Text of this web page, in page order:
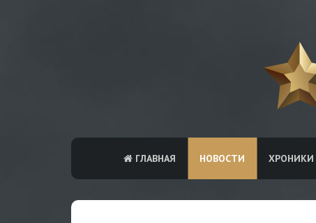
ГЛАВНАЯ НОВОСТИ